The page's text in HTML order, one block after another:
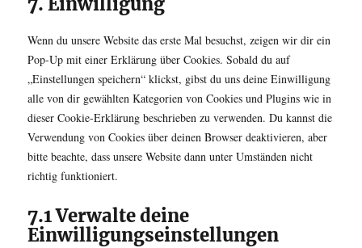
sonstiges
Wenn du unsere Website das erste Mal besuchst, zeigen wir dir ein
Pop-Up mit einer Erklärung über Cookies. Sobald du auf
„Einstellungen speichern“ klickst, gibst du uns deine Einwilligung
alle von dir gewählten Kategorien von Cookies und Plugins wie in
dieser Cookie-Erklärung beschrieben zu verwenden. Du kannst die
Verwendung von Cookies über deinen Browser deaktivieren, aber
bitte beachte, dass unsere Website dann unter Umständen nicht
richtig funktioniert.
7.1 Verwalte deine
Einwilligungseinstellungen